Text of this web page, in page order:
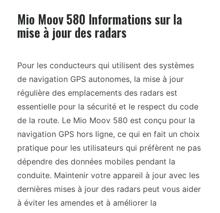
Mio Moov 580 Informations sur la
mise à jour des radars
Pour les conducteurs qui utilisent des systèmes
de navigation GPS autonomes, la mise à jour
régulière des emplacements des radars est
essentielle pour la sécurité et le respect du code
de la route. Le Mio Moov 580 est conçu pour la
navigation GPS hors ligne, ce qui en fait un choix
pratique pour les utilisateurs qui préfèrent ne pas
dépendre des données mobiles pendant la
conduite. Maintenir votre appareil à jour avec les
dernières mises à jour des radars peut vous aider
à éviter les amendes et à améliorer la